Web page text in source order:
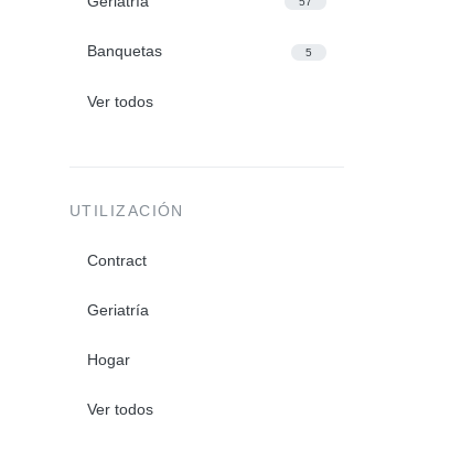
Banquetas 5
Ver todos
UTILIZACIÓN
Contract
Geriatría
Hogar
Ver todos